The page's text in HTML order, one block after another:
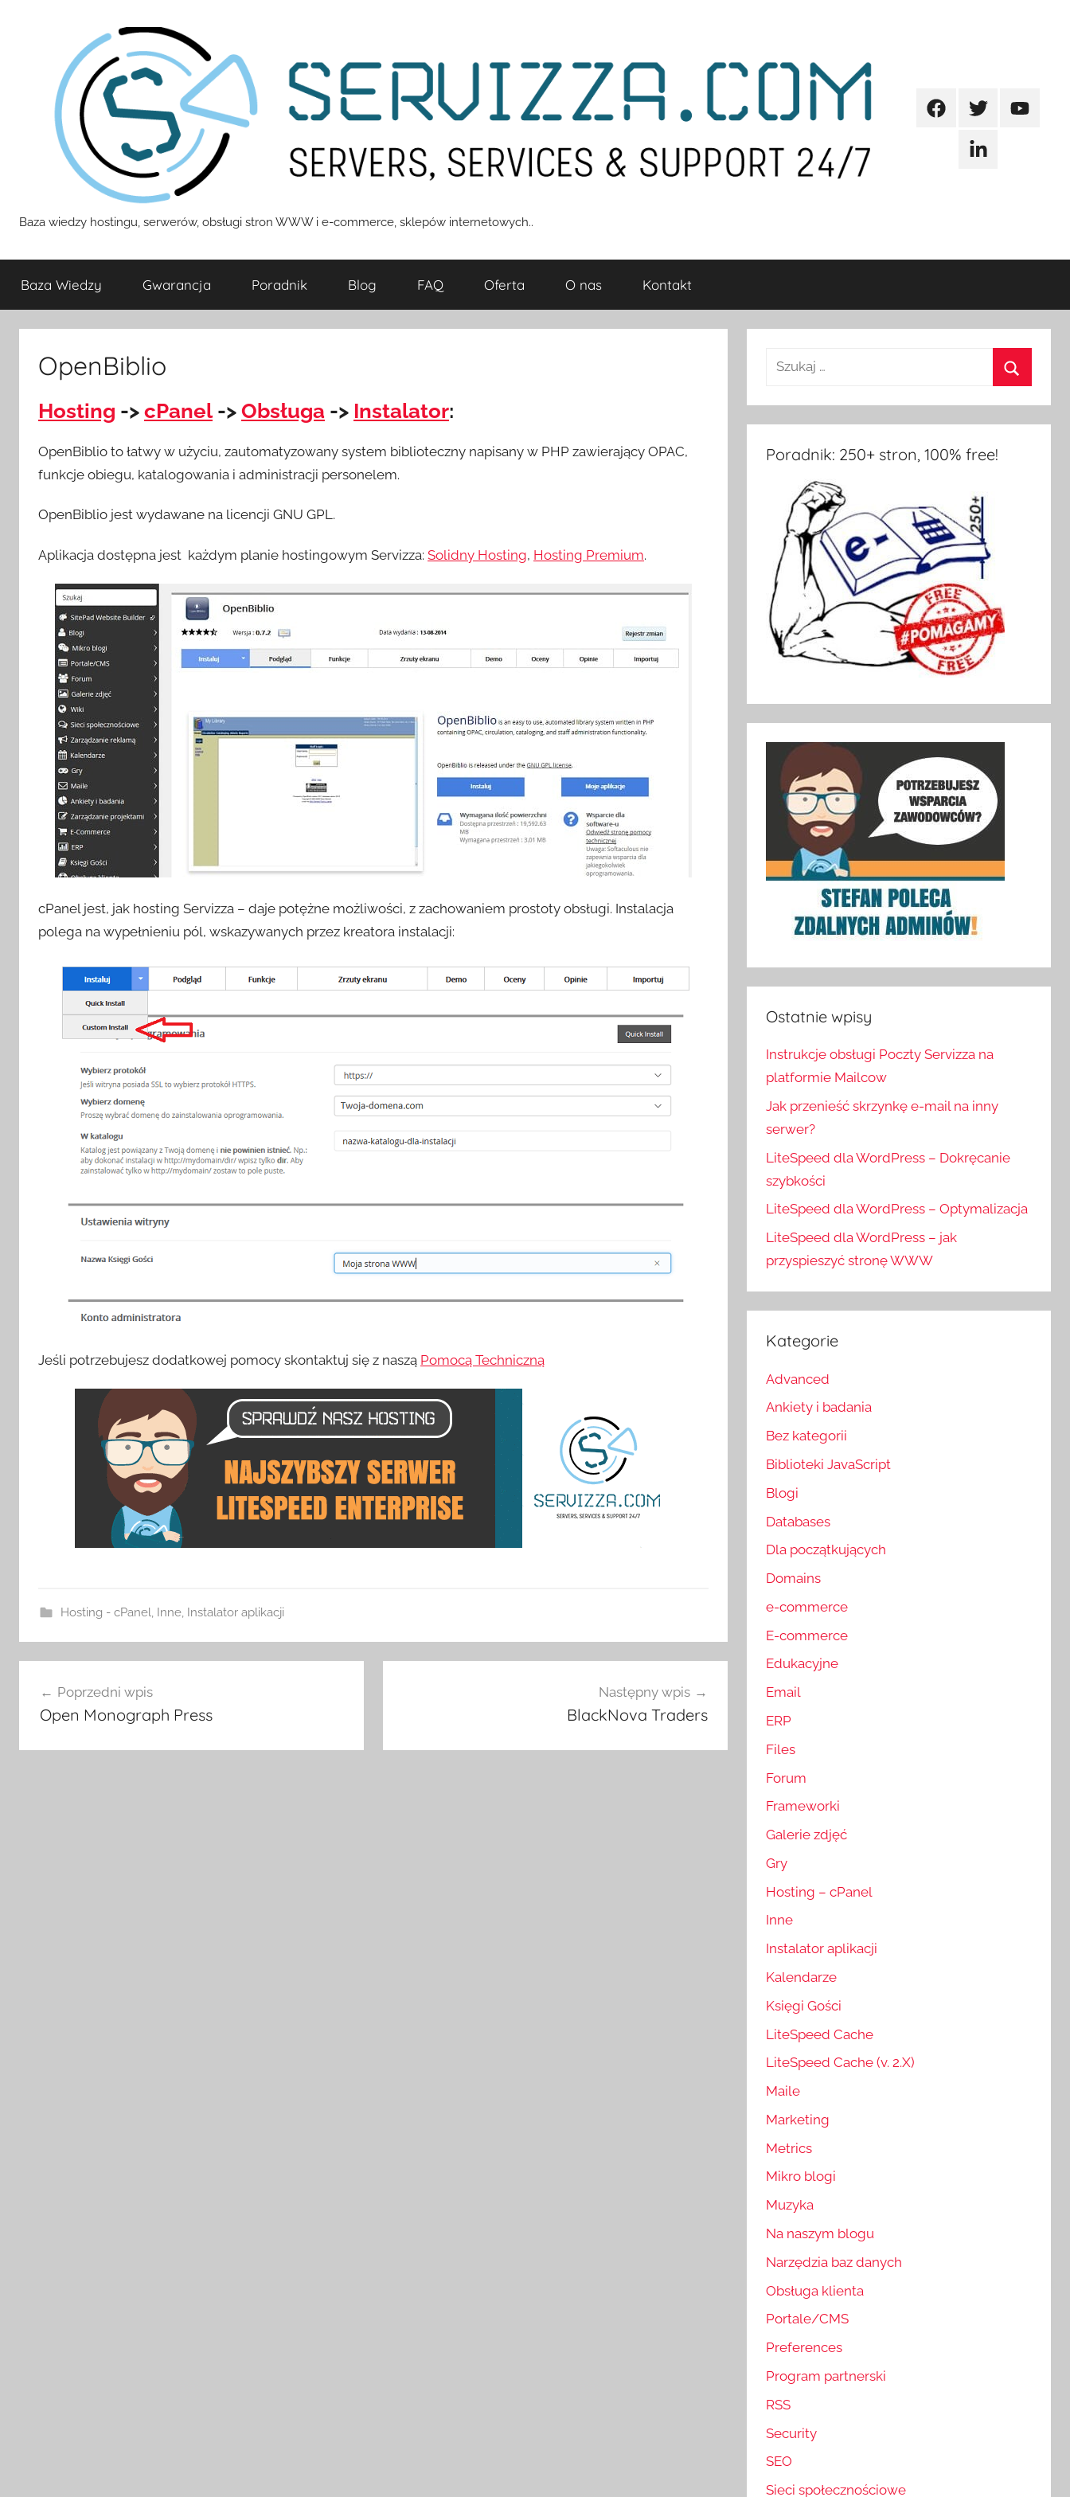
Servizza
Pomoc
Baza wiedzy hostingu, serwerów, obsługi stron WWW i e-commerce, sklepów internetowych..
FacebookTwitterYoutube
Linkedin
Baza Wiedzy Gwarancja Poradnik Blog FAQ Oferta O nas Kontakt
OpenBiblio
Hosting -> cPanel-> Obsługa -> Instalator:
OpenBiblio to łatwy w użyciu, zautomatyzowany system biblioteczny napisany w PHP zawierający OPAC,
funkcje obiegu, katalogowania i administracji personelem.
OpenBiblio jest wydawane na licencji GNU GPL.
Aplikacja dostępna jest każdym planie hostingowym Servizza: Solidny Hosting, Hosting Premium.
cPanel jest, jak hosting Servizza – daje potężne możliwości, z zachowaniem prostoty obsługi. Instalacja
polega na wypełnieniu pól, wskazywanych przez kreatora instalacji:
Jeśli potrzebujesz dodatkowej pomocy skontaktuj się z naszą Pomocą Techniczną
Hosting - cPanel, Inne, Instalator aplikacji
wpisuPoprzedni wpis
Open Monograph Press
Następny wpis
BlackNova Traders
Poradnik: 250+ stron, 100% free!
Ostatnie wpisy
Instrukcje obsługi Poczty Servizza na
platformie Mailcow
Jak przenieść skrzynkę e-mail na inny
serwer?
LiteSpeed dla WordPress – Dokręcanie
szybkości
LiteSpeed dla WordPress – Optymalizacja
LiteSpeed dla WordPress – jak
przyspieszyć stronę WWW
Kategorie
Advanced
Ankiety i badania
Bez kategorii
Biblioteki JavaScript
Blogi
Databases
Dla początkujących
Domains
e-commerce
E-commerce
Edukacyjne
Email
ERP
Files
Forum
Frameworki
Galerie zdjęć
Gry
Hosting – cPanel
Inne
Instalator aplikacji
Kalendarze
Księgi Gości
LiteSpeed Cache
LiteSpeed Cache (v. 2.X)
Maile
Marketing
Metrics
Mikro blogi
Muzyka
Na naszym blogu
Narzędzia baz danych
Obsługa klienta
Portale/CMS
Preferences
Program partnerski
RSS
Security
SEO
Sieci społecznościowe